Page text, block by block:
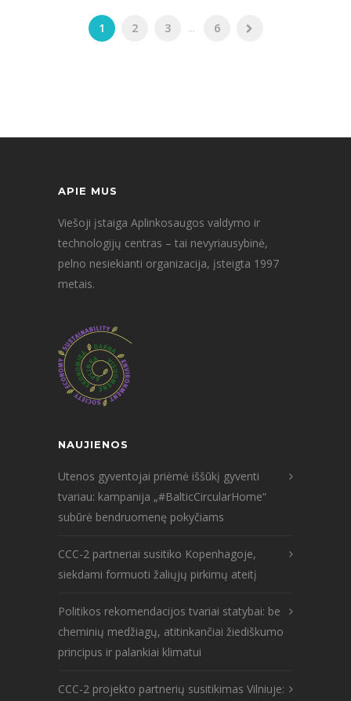
1 2 3 ... 6
APIE MUS
Viešoji įstaiga Aplinkosaugos valdymo ir
technologijų centras – tai nevyriausybinė,
pelno nesiekianti organizacija, įsteigta 1997
metais.
NAUJIENOS
Utenos gyventojai priėmė iššūkį gyventi
tvariau: kampanija „#BalticCircularHome“
subūrė bendruomenę pokyčiams
CCC-2 partneriai susitiko Kopenhagoje,
siekdami formuoti žaliųjų pirkimų ateitį
Politikos rekomendacijos tvariai statybai: be
cheminių medžiagų, atitinkančiai žiediškumo
principus ir palankiai klimatui
CCC-2 projekto partnerių susitikimas Vilniuje: